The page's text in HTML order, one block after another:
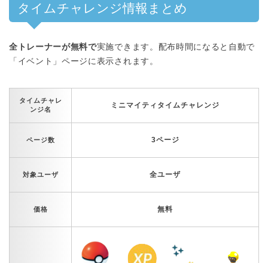
タイムチャレンジ情報まとめ
全トレーナーが無料で実施できます。配布時間になると自動で
「イベント」ページに表示されます。
タイムチャレ
ンジ名
ミニマイティタイムチャレンジ
ページ数 3ページ
対象ユーザ 全ユーザ
価格 無料